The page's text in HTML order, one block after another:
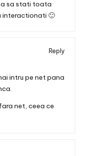
sa stati toata
interactionati 🙂
Reply
intru pe net pana
net, ceea ce